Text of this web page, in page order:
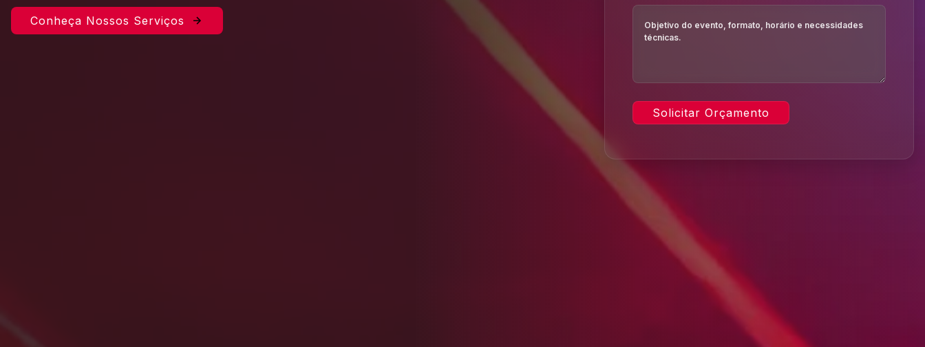
Conheça Nossos Serviços